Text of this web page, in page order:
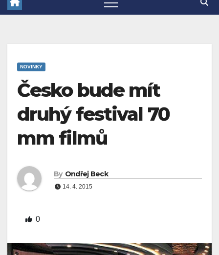
NOVINKY
Česko bude mít
druhý festival 70
mm filmů
By Ondřej Beck
14. 4. 2015
0